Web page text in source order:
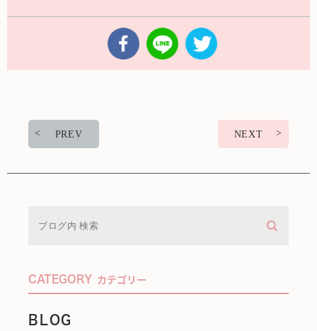
PREV NEXT
CATEGORY カテゴリー
BLOG